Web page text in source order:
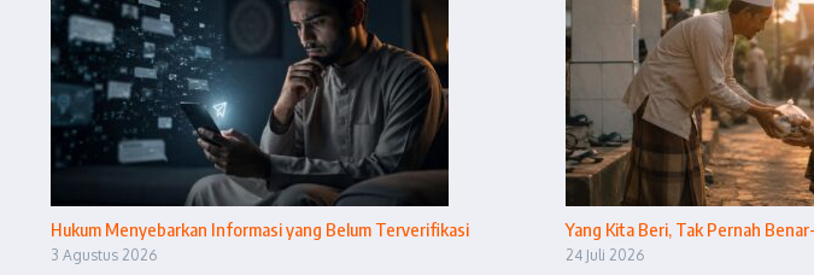
Hukum Menyebarkan Informasi yang Belum Terverifikasi
3 Agustus 2026
Yang Kita Beri, Tak Pernah
24 Juli 2026